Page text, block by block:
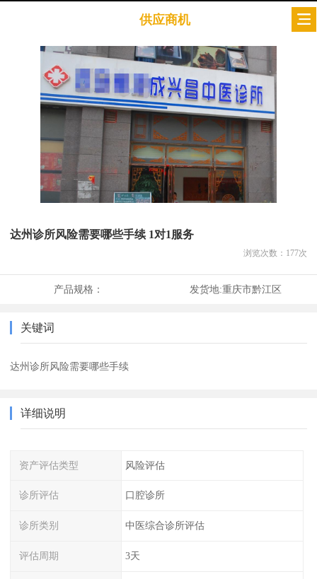
供应商机
达州诊所风险需要哪些手续 1对1服务
浏览次数： 177次
产品规格： 发货地:重庆市黔江区
关键词
达州诊所风险需要哪些手续
详细说明
资产评估类型 风险评估
诊所评估 口腔诊所
诊所类别 中医综合诊所评估
评估周期 3天